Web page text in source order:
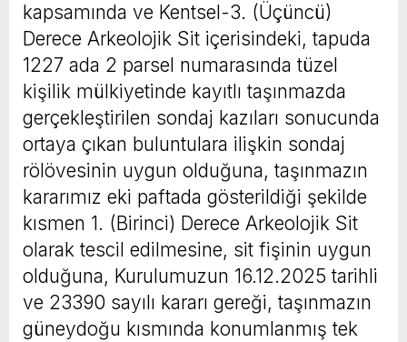
kapsamında ve Kentsel-3. (Üçüncü)
Derece Arkeolojik Sit içerisindeki, tapuda
1227 ada 2 parsel numarasında tüzel
kişilik mülkiyetinde kayıtlı taşınmazda
gerçekleştirilen sondaj kazıları sonucunda
ortaya çıkan buluntulara ilişkin sondaj
rölövesinin uygun olduğuna, taşınmazın
kararımız eki paftada gösterildiği şekilde
kısmen 1. (Birinci) Derece Arkeolojik Sit
olarak tescil edilmesine, sit fişinin uygun
olduğuna, Kurulumuzun 16.12.2025 tarihli
ve 23390 sayılı kararı gereği, taşınmazın
güneydoğu kısmında konumlanmış tek